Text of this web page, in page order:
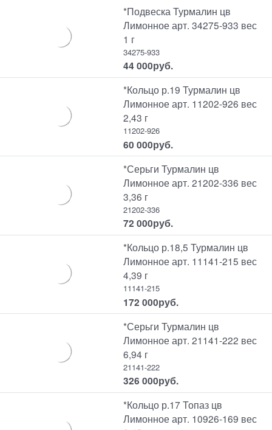
*Подвеска Турмалин цв
Лимонное арт. 34275-933 вес
1 г
34275-933
44 000руб.
*Кольцо р.19 Турмалин цв
Лимонное арт. 11202-926 вес
2,43 г
11202-926
60 000руб.
*Серьги Турмалин цв
Лимонное арт. 21202-336 вес
3,36 г
21202-336
72 000руб.
*Кольцо р.18,5 Турмалин цв
Лимонное арт. 11141-215 вес
4,39 г
11141-215
172 000руб.
*Серьги Турмалин цв
Лимонное арт. 21141-222 вес
6,94 г
21141-222
326 000руб.
*Кольцо р.17 Топаз цв
Лимонное арт. 10926-169 вес